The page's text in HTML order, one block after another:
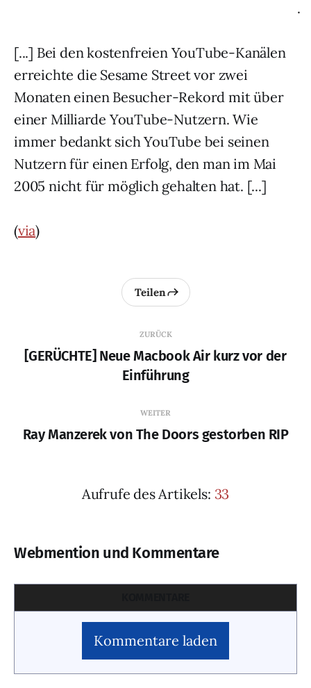
.
[...] Bei den kostenfreien YouTube-Kanälen
erreichte die Sesame Street vor zwei
Monaten einen Besucher-Rekord mit über
einer Milliarde YouTube-Nutzern. Wie
immer bedankt sich YouTube bei seinen
Nutzern für einen Erfolg, den man im Mai
2005 nicht für möglich gehalten hat. [...]
(via)
ZURÜCK
[GERÜCHTE] Neue Macbook Air kurz vor der
Einführung
Teilen
WEITER
Ray Manzerek von The Doors gestorben RIP
Aufrufe des Artikels: 33
Webmention und Kommentare
Kommentare laden